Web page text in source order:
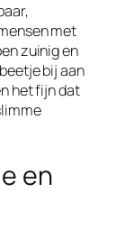
met
zuinig en
bij aan
het fijn dat
en